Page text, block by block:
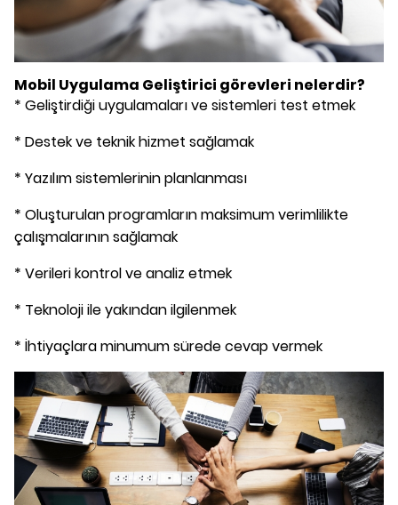
Mobil Uygulama Geliştirici görevleri nelerdir?
* Geliştirdiği uygulamaları ve sistemleri test etmek
* Destek ve teknik hizmet sağlamak
* Yazılım sistemlerinin planlanması
* Oluşturulan programların maksimum verimlilikte
çalışmalarının sağlamak
* Verileri kontrol ve analiz etmek
* Teknoloji ile yakından ilgilenmek
* İhtiyaçlara minumum sürede cevap vermek